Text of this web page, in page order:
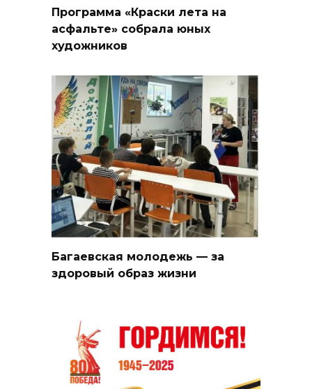
Программа «Краски лета на
асфальте» собрала юных
художников
Багаевская молодежь — за
здоровый образ жизни